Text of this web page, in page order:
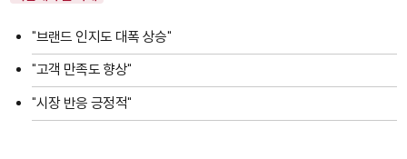
"브랜드 인지도 대폭 상승"
"고객 만족도 향상"
"시장 반응 긍정적"